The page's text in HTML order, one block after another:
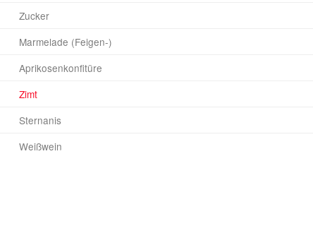
Zucker
Marmelade (Feigen-)
Aprikosenkonfitüre
Zimt
Sternanis
Weißwein